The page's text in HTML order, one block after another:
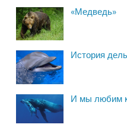
«Медведь»
История
И мы любим